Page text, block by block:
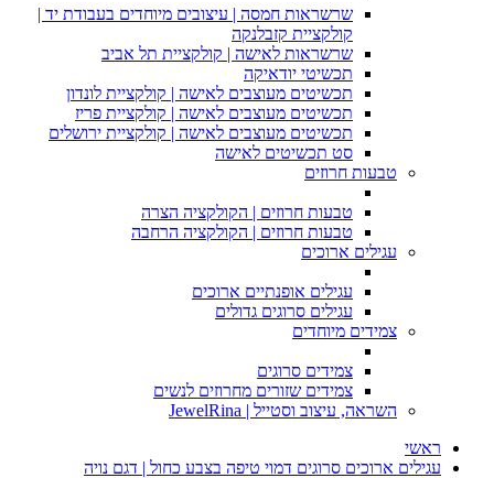
שרשראות חמסה | עיצובים מיוחדים בעבודת יד |
קולקציית קזבלנקה
שרשראות לאישה | קולקציית תל אביב
תכשיטי יודאיקה
תכשיטים מעוצבים לאישה | קולקציית לונדון
תכשיטים מעוצבים לאישה | קולקציית פריז
תכשיטים מעוצבים לאישה | קולקציית ירושלים
סט תכשיטים לאישה
טבעות חרוזים
טבעות חרוזים | הקולקציה הצרה
טבעות חרוזים | הקולקציה הרחבה
עגילים ארוכים
עגילים אופנתיים ארוכים
עגילים סרוגים גדולים
צמידים מיוחדים
צמידים סרוגים
צמידים שזורים מחרוזים לנשים
השראה, עיצוב וסטייל | JewelRina
ראשי
עגילים ארוכים סרוגים דמוי טיפה בצבע כחול | דגם נויה